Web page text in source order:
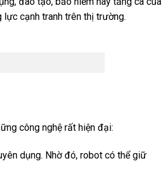
lực cạnh tranh trên thị trường.
công nghệ rất hiện đại:
dụng. Nhờ đó, robot có thể giữ